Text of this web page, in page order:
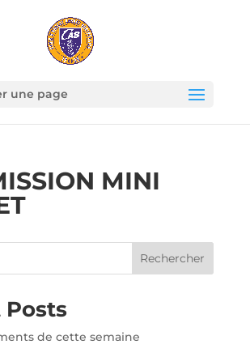
une page
MINI
Rechercher
Posts
de cette semaine